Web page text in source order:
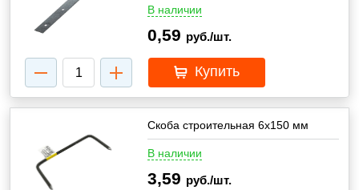
В наличии
0,59 руб./шт.
Купить
Скоба строительная 6x150 мм
В наличии
3,59 руб./шт.